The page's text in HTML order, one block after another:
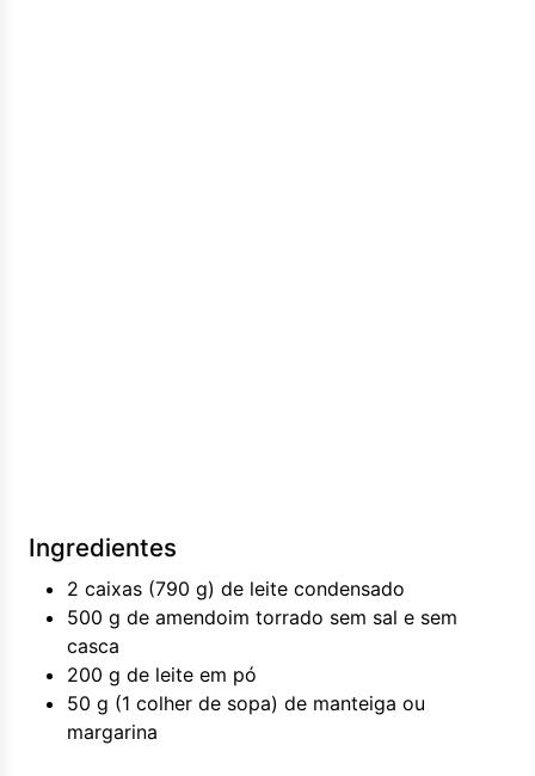
Ingredientes
2 caixas (790 g) de leite condensado
500 g de amendoim torrado sem sal e sem
casca
200 g de leite em pó
50 g (1 colher de sopa) de manteiga ou
margarina